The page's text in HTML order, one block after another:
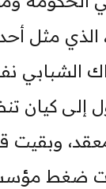
مثل
الشبابي
إلى
وبقيت
ضغط